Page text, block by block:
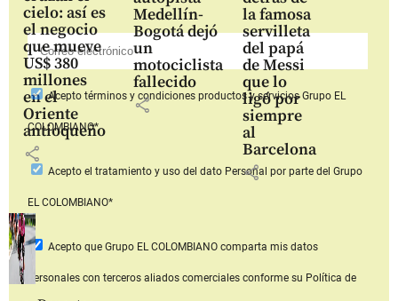
cielo: así es
el negocio
que mueve
US$ 380
millones
en el
Oriente
antioqueño
share
Medellín-
Bogotá dejó
un
motociclista
fallecido
share
la famosa
servilleta
del papá
de Messi
que lo
ligó por
siempre
al
Barcelona
share
Aceptotérminos y condiciones productos y serviciosGrupo EL
COLOMBIANO*
Acepto el tratamiento y uso del dato Personal por parte del Grupo
EL COLOMBIANO*
Acepto que Grupo EL COLOMBIANOcomparta mis datos
personales con terceros aliados comerciales conforme su Política de